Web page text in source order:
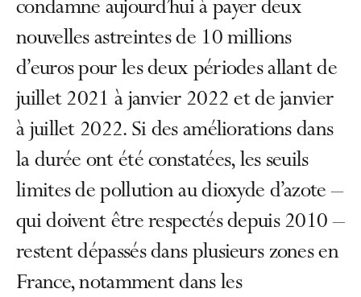
condamne aujourd’hui à payer deux
nouvelles astreintes de 10 millions
d’euros pour les deux périodes allant de
juillet 2021 à janvier 2022 et de janvier
à juillet 2022. Si des améliorations dans
la durée ont été constatées, les seuils
limites de pollution au dioxyde d’azote –
qui doivent être respectés depuis 2010 –
restent dépassés dans plusieurs zones en
France, notamment dans les